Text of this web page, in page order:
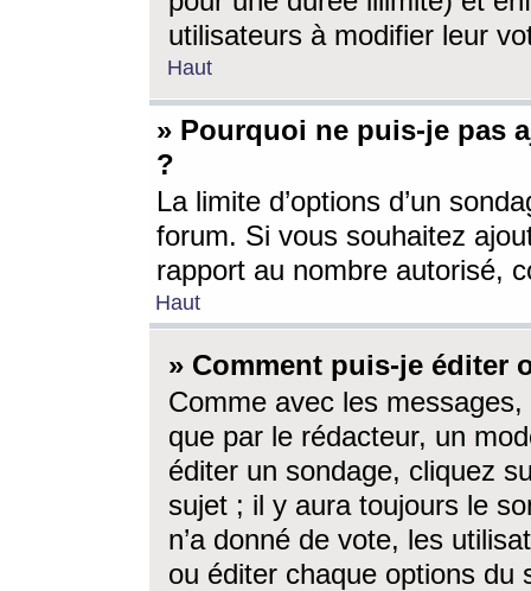
utilisateurs à modifier leur
Haut
» Pourquoi ne puis-je pas
?
La limite d’options d’un
forum. Si vous souhaitez
rapport au nombre autorisé,
Haut
» Comment puis-je éditer
Comme avec les
que par le rédacteur, un
éditer un sondage, cliquez
sujet ; il y aura toujours le
n’a donné de vote, les
ou éditer chaque options du